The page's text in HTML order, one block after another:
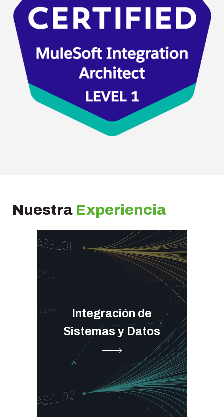
Nuestra Experiencia
Integración de
Sistemas y Datos
Gestión API e Integración